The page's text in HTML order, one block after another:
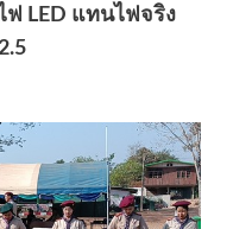
LED แทนไฟจริง